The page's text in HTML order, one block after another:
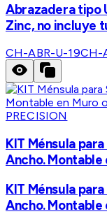
Abrazadera tipo
Zinc, no incluye
CH-ABR-U-19CH-
PRECISION
KIT Ménsula
Ancho. Montable
KIT Ménsula
Ancho. Montable